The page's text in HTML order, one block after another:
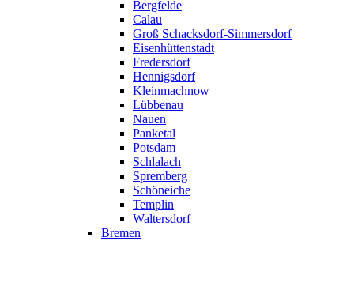
Bergfelde
Calau
Groß Schacksdorf-Simmersdorf
Eisenhüttenstadt
Fredersdorf
Hennigsdorf
Kleinmachnow
Lübbenau
Nauen
Panketal
Potsdam
Schlalach
Spremberg
Schöneiche
Templin
Waltersdorf
Bremen